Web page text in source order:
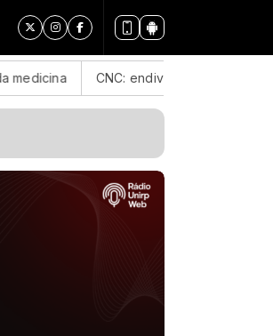
CNC: endividamento das famílias sobe